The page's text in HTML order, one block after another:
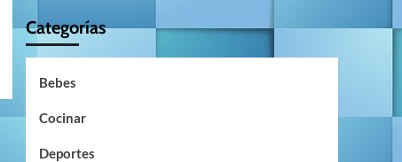
Categorías
Bebes
Cocinar
Deportes